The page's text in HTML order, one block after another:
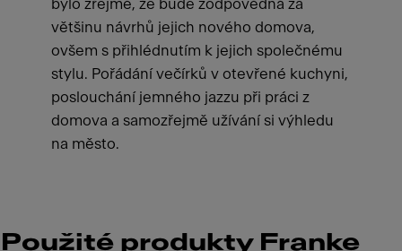
bylo zřejmé, že bude zodpovědná za
většinu návrhů jejich nového domova,
ovšem s přihlédnutím k jejich společnému
stylu. Pořádání večírků v otevřené kuchyni,
poslouchání jemného jazzu při práci z
domova a samozřejmě užívání si výhledu
na město.
Použité produkty Franke